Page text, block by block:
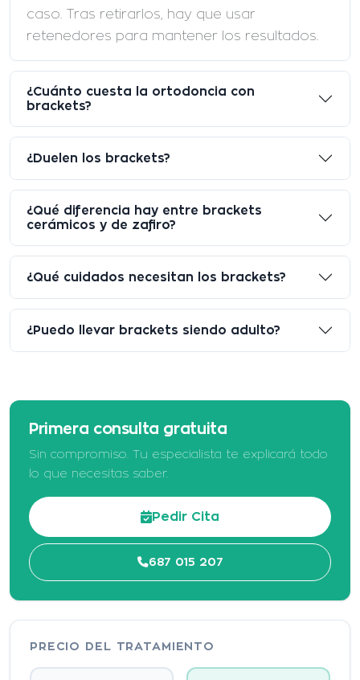
caso. Tras retirarlos, hay que usar
retenedores para mantener los resultados.
¿Cuánto cuesta la ortodoncia con
brackets?
¿Duelen los brackets?
¿Qué diferencia hay entre brackets
cerámicos y de zafiro?
¿Qué cuidados necesitan los brackets?
¿Puedo llevar brackets siendo adulto?
Primera consulta gratuita
Sin compromiso. Tu especialista te explicará todo
lo que necesitas saber.
Pedir Cita
687 015 207
PRECIO DEL TRATAMIENTO